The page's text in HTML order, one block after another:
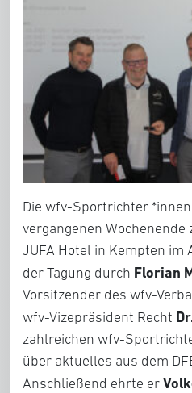
Die wfv-Sportrichter
vergangenen
JUFA Hotel in Kempten im
der Tagung durch Florian
Vorsitzender des wfv-
wfv-Vizepräsident Recht
zahlreichen wfv-
über aktuelles aus dem
Anschließend ehrte er